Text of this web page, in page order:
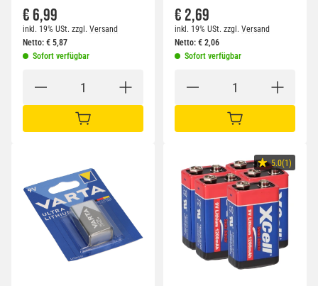
€ 6,99
inkl. 19% USt. zzgl. Versand
Netto: € 5,87
Sofort verfügbar
IN DEN WARENKORB
€ 2,69
inkl. 19% USt. zzgl. Versand
Netto: € 2,06
Sofort verfügbar
IN DEN WARENKORB
5.0(1)